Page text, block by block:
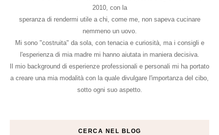
2010, con la
speranza di rendermi utile a chi, come me, non sapeva cucinare
nemmeno un uovo.
Mi sono "costruita" da sola, con tenacia e curiosità, ma i consigli e
l'esperienza di mia madre mi hanno aiutata in maniera decisiva.
Il mio background di esperienze professionali e personali mi ha portato
a creare una mia modalità con la quale divulgare l'importanza del cibo,
sotto ogni suo aspetto.
CERCA NEL BLOG